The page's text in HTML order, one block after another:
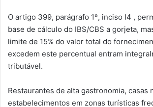
O artigo 399, parágrafo 1º, inciso I4 ,
base de cálculo do IBS/CBS a gorjeta,
limite de 15% do valor total do
excedem este percentual entram
tributável.
Restaurantes de alta gastronomia, casas
estabelecimentos em zonas turísticas